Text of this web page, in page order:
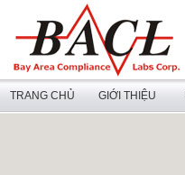
TRANG CHỦ GIỚI THIỆU